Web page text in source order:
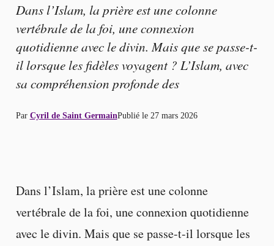
Dans l’Islam, la prière est une colonne
vertébrale de la foi, une connexion
quotidienne avec le divin. Mais que se passe-t-
il lorsque les fidèles voyagent ? L’Islam, avec
sa compréhension profonde des
Par Cyril de Saint GermainPublié le 27 mars 2026
Dans l’Islam, la prière est une colonne
vertébrale de la foi, une connexion quotidienne
avec le divin. Mais que se passe-t-il lorsque les